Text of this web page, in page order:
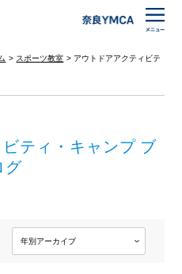
スポーツ教室 アウトドアアクティビテ
ティ・キャンプ ブ
グ